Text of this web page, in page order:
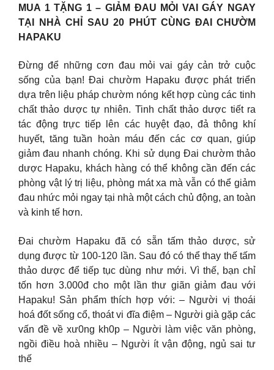
MUA 1 TẶNG 1 – GIẢM ĐAU MỎI VAI GÁY NGAY
TẠI NHÀ CHỈ SAU 20 PHÚT CÙNG ĐAI CHƯỜM
HAPAKU
Đừng để những cơn đau mỏi vai gáy cản trở cuộc
sống của bạn! Đai chườm Hapaku được phát triển
dựa trên liệu pháp chườm nóng kết hợp cùng các tinh
chất thảo dược tự nhiên. Tinh chất thảo dược tiết ra
tác động trực tiếp lên các huyệt đạo, đả thông khí
huyết, tăng tuần hoàn máu đến các cơ quan, giúp
giảm đau nhanh chóng. Khi sử dụng Đai chườm thảo
dược Hapaku, khách hàng có thể không cần đến các
phòng vật lý trị liệu, phòng mát xa mà vẫn có thể giảm
đau nhức mỏi ngay tại nhà một cách chủ động, an toàn
và kinh tế hơn.
Đai chườm Hapaku đã có sẵn tấm thảo dược, sử
dụng được từ 100-120 lần. Sau đó có thể thay thế tấm
thảo dược để tiếp tục dùng như mới. Vì thế, bạn chỉ
tốn hơn 3.000đ cho một lần thư giãn giảm đau với
Hapaku! Sản phẩm thích hợp với: – Người vị thoái
hoá đốt sống cổ, thoát vi đĩa điệm – Người già gặp các
vấn đề về xư0ng kh0p – Người làm việc văn phòng,
ngồi điều hoà nhiều – Người ít vận động, ngủ sai tư
thế